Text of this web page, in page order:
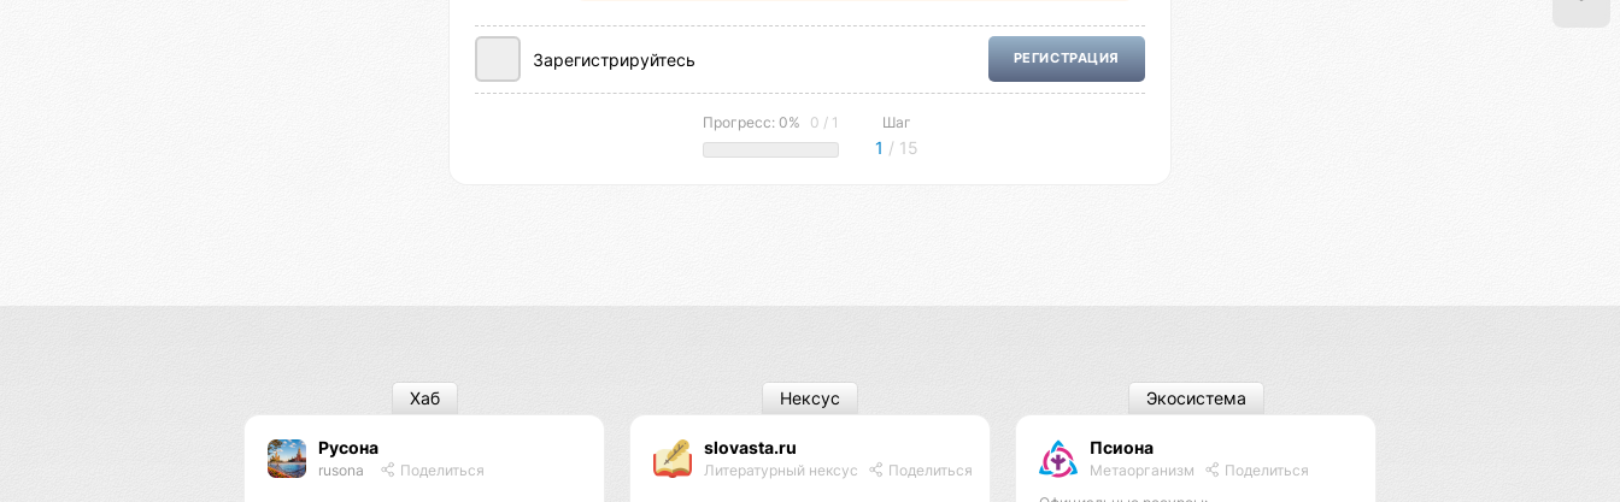
Зарегистрируйтесь РЕГИСТРАЦИЯ
Прогресс: 0% 0 / 1 Шаг
1 / 15
Русона
rusona Поделиться
Хаб
slovasta.ru
Литературный нексус Поделиться
Нексус
Псиона
Метаорганизм
Поделиться
Экосистема